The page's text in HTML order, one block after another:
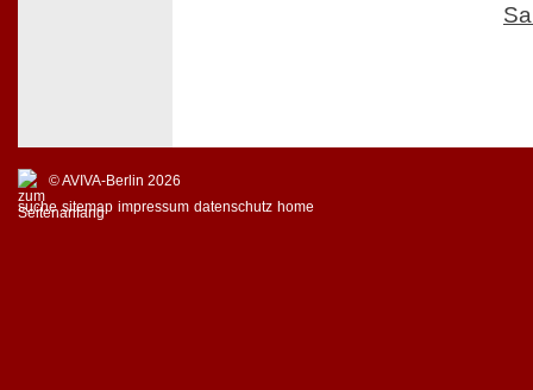
© AVIVA-Berlin 2026
suche sitemap impressum datenschutz home